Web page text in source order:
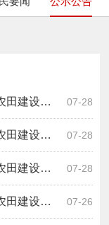
07-28
工资情况公示
07-28
工资情况公示
07-28
工资情况公示
07-26
工资情况公示